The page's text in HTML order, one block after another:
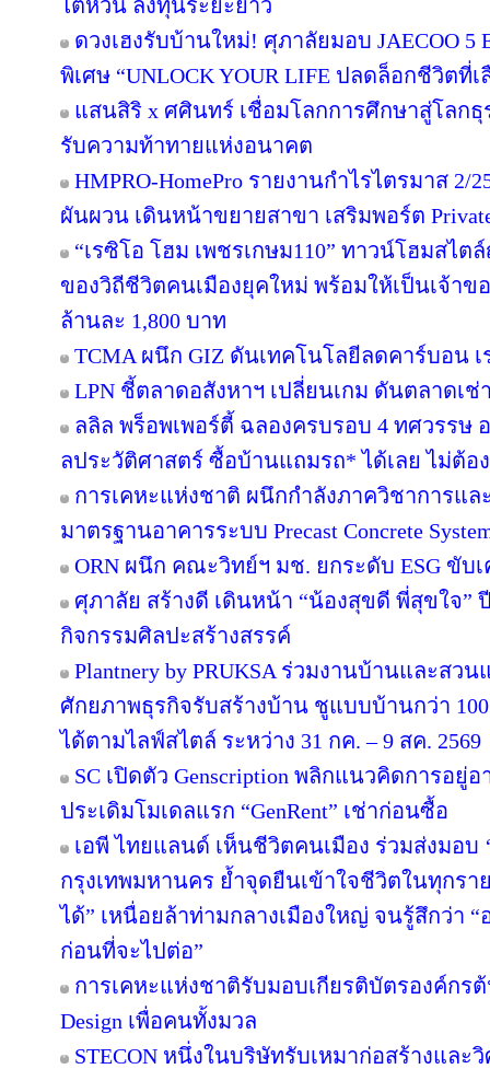
ไต้หวัน ลงทุนระยะยาว
ดวงเฮงรับบ้านใหม่! ศุภาลัยมอบ JAECOO
พิเศษ “UNLOCK YOUR LIFE ปลดล็อกชีวิตที่เ
แสนสิริ x ศศินทร์ เชื่อมโลกการศึกษาสู่โลกธุ
รับความท้าทายแห่งอนาคต
HMPRO-HomePro รายงานกำไรไตรมาส 2/
ผันผวน เดินหน้าขยายสาขา เสริมพอร์ต
“เรซิโอ โฮม เพชรเกษม110” ทาวน์โฮมสไ
ของวิถีชีวิตคนเมืองยุคใหม่ พร้อมให้เป็นเจ้าข
ล้านละ 1,800 บาท
TCMA ผนึก GIZ ดันเทคโนโลยีลดคาร์บอน เ
LPN ชี้ตลาดอสังหาฯ เปลี่ยนเกม ดันตลาดเ
ลลิล พร็อพเพอร์ตี้ ฉลองครบรอบ 4 ทศวรรษ
ลประวัติศาสตร์ ซื้อบ้านแถมรถ* ได้เลย ไม่ต้อ
การเคหะแห่งชาติ ผนึกกำลังภาควิชาการแ
มาตรฐานอาคารระบบ Precast Concrete
ORN ผนึก คณะวิทย์ฯ มช. ยกระดับ ESG ขับ
ศุภาลัย สร้างดี เดินหน้า “น้องสุขดี พี่สุขใจ”
กิจกรรมศิลปะสร้างสรรค์
Plantnery by PRUKSA ร่วมงานบ้านและสวน
ศักยภาพธุรกิจรับสร้างบ้าน ชูแบบบ้านกว่า
ได้ตามไลฟ์สไตล์ ระหว่าง 31 กค. – 9 สค. 2569
SC เปิดตัว Genscription พลิกแนวคิดการอ
ประเดิมโมเดลแรก “GenRent” เช่าก่อนซื้อ
เอพี ไทยแลนด์ เห็นชีวิตคนเมือง ร่วมส่งมอบ
กรุงเทพมหานคร ย้ำจุดยืนเข้าใจชีวิตในทุกรา
ได้” เหนื่อยล้าท่ามกลางเมืองใหญ่ จนรู้สึกว่า
ก่อนที่จะไปต่อ”
การเคหะแห่งชาติรับมอบเกียรติบัตรองค์กร
Design เพื่อคนทั้งมวล
STECON หนึ่งในบริษัทรับเหมาก่อสร้างแล